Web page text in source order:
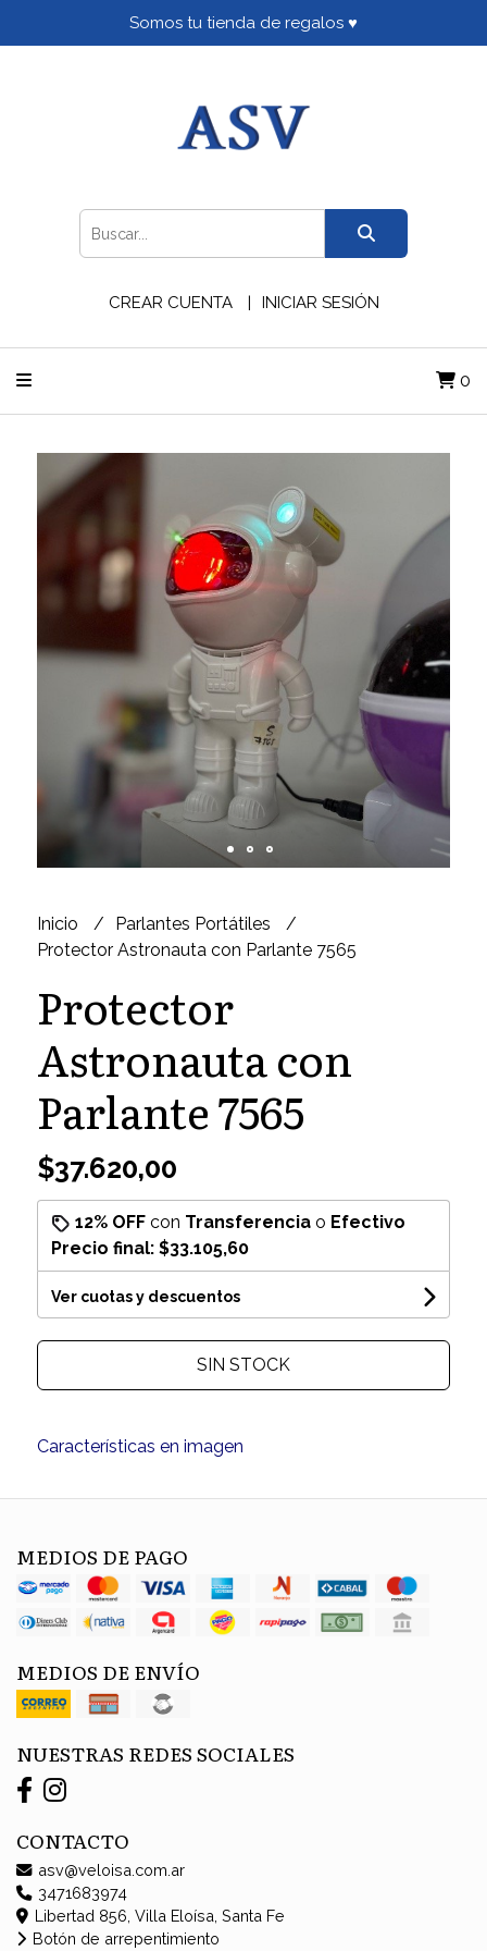
Somos tu tienda de regalos ♥
CREAR CUENTA INICIAR SESIÓN
0
Inicio
Parlantes Portátiles
Protector Astronauta con Parlante 7565
Protector
Astronauta con
Parlante 7565
$37.620,00
12% OFFcon Transferenciao Efectivo
Precio final: $33.105,60
Ver cuotas y descuentos
SIN STOCK
Características en imagen
MEDIOS DE PAGO
MEDIOS DE ENVÍO
NUESTRAS REDES SOCIALES
CONTACTO
asv@veloisa.com.ar
3471683974
Libertad 856, Villa Eloísa, Santa Fe
Botón de arrepentimiento